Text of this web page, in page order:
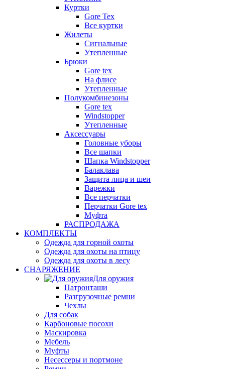
Куртки
Gore Tex
Все куртки
Жилеты
Сигнальные
Утепленные
Брюки
Gore tex
На флисе
Утепленные
Полукомбинезоны
Gore tex
Windstopper
Утепленные
Аксессуары
Головные уборы
Все шапки
Шапка Windstopper
Балаклава
Защита лица и шеи
Варежки
Все перчатки
Перчатки Gore tex
Муфта
РАСПРОДАЖА
КОМПЛЕКТЫ
Одежда для горной охоты
Одежда для охоты на птицу
Одежда для охоты в лесу
СНАРЯЖЕНИЕ
Для оружия
Патронташи
Разгрузочные ремни
Чехлы
Для собак
Карбоновые посохи
Маскировка
Мебель
Муфты
Несессеры и портмоне